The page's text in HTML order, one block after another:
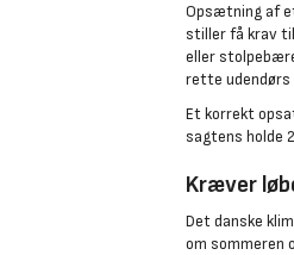
Opsætning af
stiller få krav
eller
rette udendørs
Et korrekt
sagtens holde
Kræver
Det danske
om sommeren